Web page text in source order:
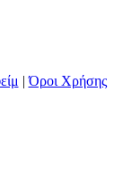
|Όροι Χρήσης